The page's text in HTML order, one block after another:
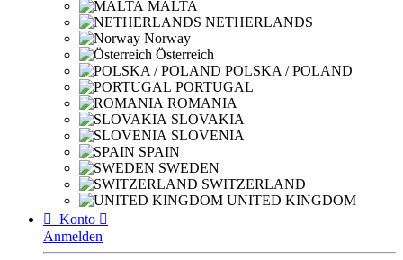
MALTA
NETHERLANDS
Norway
Österreich
POLSKA / POLAND
PORTUGAL
ROMANIA
SLOVAKIA
SLOVENIA
SPAIN
SWEDEN
SWITZERLAND
UNITED KINGDOM
 Konto 
Anmelden